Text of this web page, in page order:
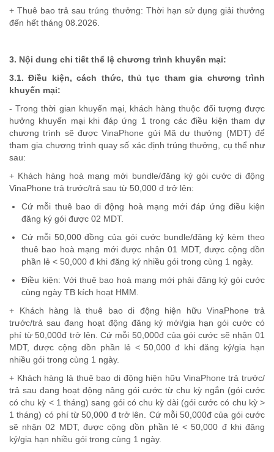
+ Thuê bao trả sau trúng thưởng: Thời hạn sử dụng giải thưởng
đến hết tháng 08.2026.
3. Nội dung chi tiết thể lệ chương trình khuyến mại:
3.1. Điều kiện, cách thức, thủ tục tham gia chương trình
khuyến mại:
- Trong thời gian khuyến mại, khách hàng thuộc đối tượng được
hưởng khuyến mại khi đáp ứng 1 trong các điều kiện tham dự
chương trình sẽ được VinaPhone gửi Mã dự thưởng (MDT) để
tham gia chương trình quay số xác định trúng thưởng, cụ thể như
sau:
+ Khách hàng hoà mạng mới bundle/đăng ký gói cước di động
VinaPhone trả trước/trả sau từ 50,000 đ trở lên:
Cứ mỗi thuê bao di động hoà mạng mới đáp ứng điều kiện
đăng ký gói được 02 MDT.
Cứ mỗi 50,000 đồng của gói cước bundle/đăng ký kèm theo
thuê bao hoà mạng mới được nhận 01 MDT, được cộng dồn
phần lẻ < 50,000 đ khi đăng ký nhiều gói trong cùng 1 ngày.
Điều kiện: Với thuê bao hoà mạng mới phải đăng ký gói cước
cùng ngày TB kích hoạt HMM.
+ Khách hàng là thuê bao di động hiện hữu VinaPhone trả
trước/trả sau đang hoạt động đăng ký mới/gia hạn gói cước có
phí từ 50,000đ trở lên. Cứ mỗi 50,000đ của gói cước sẽ nhận 01
MDT, được cộng dồn phần lẻ < 50,000 đ khi đăng ký/gia hạn
nhiều gói trong cùng 1 ngày.
+ Khách hàng là thuê bao di động hiện hữu VinaPhone trả trước/
trả sau đang hoạt động nâng gói cước từ chu kỳ ngắn (gói cước
có chu kỳ < 1 tháng) sang gói có chu kỳ dài (gói cước có chu kỳ >
1 tháng) có phí từ 50,000 đ trở lên. Cứ mỗi 50,000đ của gói cước
sẽ nhận 02 MDT, được cộng dồn phần lẻ < 50,000 đ khi đăng
ký/gia hạn nhiều gói trong cùng 1 ngày.